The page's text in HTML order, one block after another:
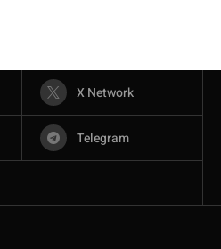
X Network
Telegram